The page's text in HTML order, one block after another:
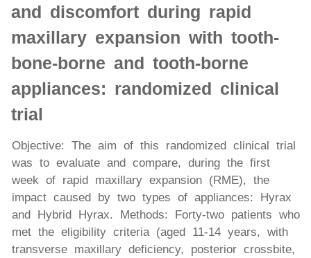
and discomfort during rapid
maxillary expansion with tooth-
bone-borne and tooth-borne
appliances: randomized clinical
trial
Objective: The aim of this randomized clinical trial
was to evaluate and compare, during the first
week of rapid maxillary expansion (RME), the
impact caused by two types of appliances: Hyrax
and Hybrid Hyrax. Methods: Forty-two patients who
met the eligibility criteria (aged 11-14 years, with
transverse maxillary deficiency, posterior crossbite,